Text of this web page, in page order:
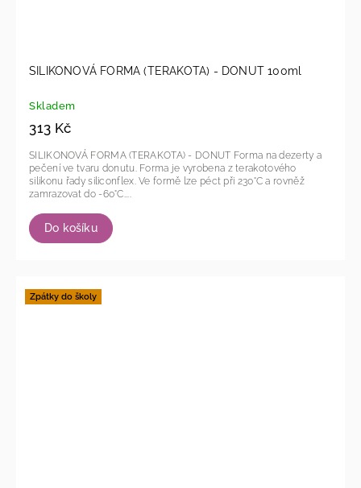
SILIKONOVÁ FORMA (TERAKOTA) - DONUT 100ml
Skladem
313 Kč
Do košíku
SILIKONOVÁ FORMA (TERAKOTA) - DONUT Forma na dezerty a
pečení ve tvaru donutu. Forma je vyrobena z terakotového
silikonu řady siliconflex. Ve formě lze péct při 230°C a rovněž
zamrazovat do -60°C....
Zpátky do školy